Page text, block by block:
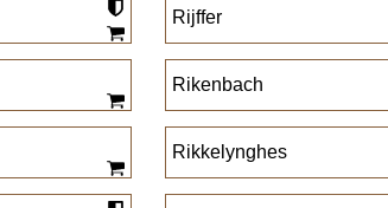
Rijffer
Rikenbach
Rikkelynghes